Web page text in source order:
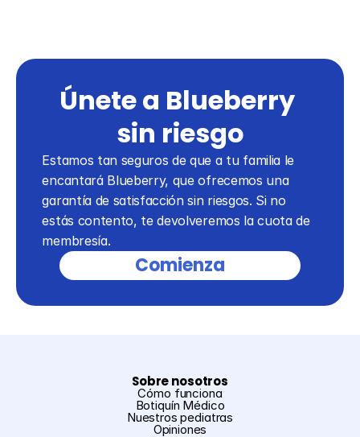
Únete a Blueberry
sin riesgo
Estamos tan seguros de que a tu familia le
encantará Blueberry, que ofrecemos una
garantía de satisfacción sin riesgos. Si no
estás contento, te devolveremos la cuota de
membresía.
Comienza
Sobre nosotros
Cómo funciona
Botiquín Médico
Nuestros pediatras
Opiniones